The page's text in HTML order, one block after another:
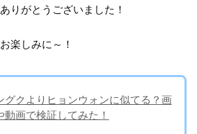
りがとうございました！
楽しみに～！
グクよりヒョンウォンに似てる？画
動画で検証してみた！